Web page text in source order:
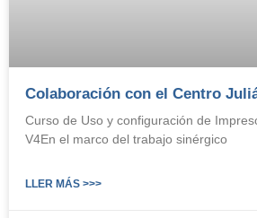
Colaboración con el Centro
Curso de Uso y configuración de
V4En el marco del trabajo sinérgico
LLER MÁS >>>